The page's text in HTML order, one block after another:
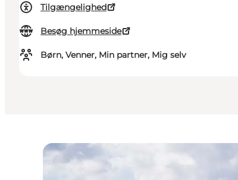
Tilgængelighed
Besøg hjemmeside
Børn, Venner, Min partner, Mig selv